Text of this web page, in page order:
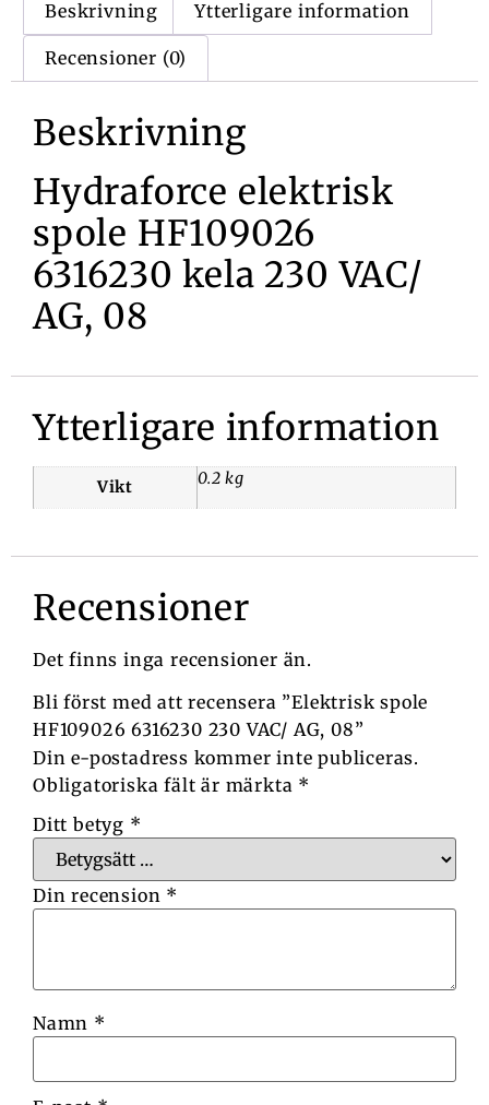
Beskrivning Ytterligare information
Recensioner (0)
Beskrivning
Hydraforce elektrisk
spole HF109026
6316230 kela 230 VAC/
AG, 08
Ytterligare information
Vikt 0.2 kg
Recensioner
Det finns inga recensioner än.
Bli först med att recensera ”Elektrisk spole
HF109026 6316230 230 VAC/ AG, 08”
Din e-postadress kommer inte publiceras.
Obligatoriska fält är märkta *
Ditt betyg *
Din recension *
Namn *